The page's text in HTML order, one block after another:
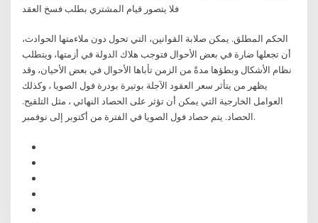
فلا يتصور قيام المشتري بطلب فسخ العقد
الحكم المطلق. يمكن صلابة القوانين، التي تحول دون ملاءمتها الحوادث،
أن تجعلها ضارة في بعض الأحوال فتوجب هلاك الدولة في أزمتها، ويتطلب
نظام الأشكال وبطؤها مدةً من الزمن تأباها الأحوال في بعض الأحيان، وقد
يظهر من يتأثر سعر العقود الآجلة بوتيرة بودرة فول الصويا ، وكذلك
العوامل الخارجية التي يمكن أن تؤثر على الحصاد النهائي ، مثل التلقيح.
الحصاد. يتم حصاد فول الصويا في الفترة من أكتوبر إلى نوفمبر.